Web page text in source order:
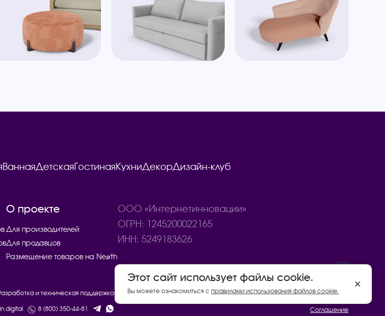
Этот сайт использует файлы cookie.
Вы можете ознакомиться с правилами использования файлов cookie.
ВаннаяДетскаяГостинаяКухниДекорДизайн-клуб
О проекте
Для производителей
Для продавцов
Размещение товаров на Neøth
ООО «Интернетинновации»
ОГРН: 1245200022165
ИНН: 5249183626
и техническая поддержка сайта
8 (800) 350-44-81
Договор купли - продажи товаров
Соглашение